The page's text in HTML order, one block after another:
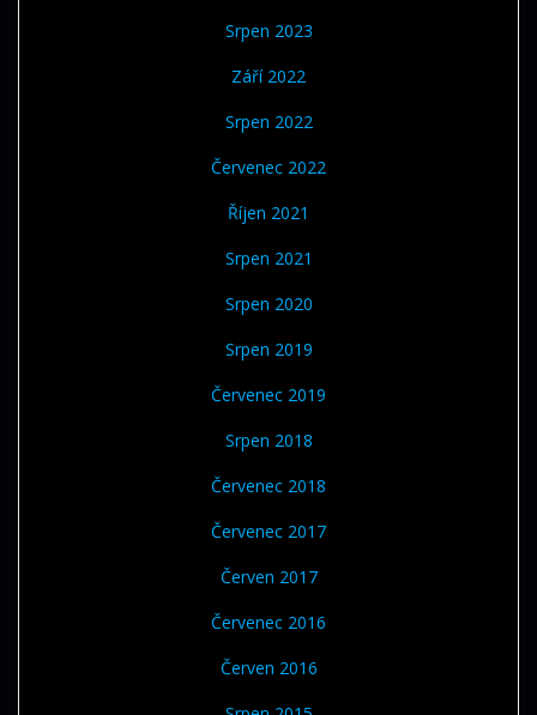
Srpen 2023
Září 2022
Srpen 2022
Červenec 2022
Říjen 2021
Srpen 2021
Srpen 2020
Srpen 2019
Červenec 2019
Srpen 2018
Červenec 2018
Červenec 2017
Červen 2017
Červenec 2016
Červen 2016